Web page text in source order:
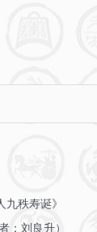
九秩寿诞》
：刘良升）